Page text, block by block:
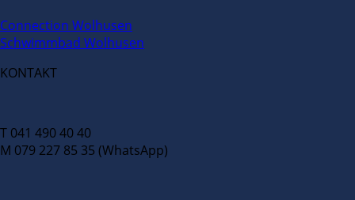
Connection Wolhusen
Schwimmbad Wolhusen
KONTAKT
T 041 490 40 40
M 079 227 85 35 (WhatsApp)